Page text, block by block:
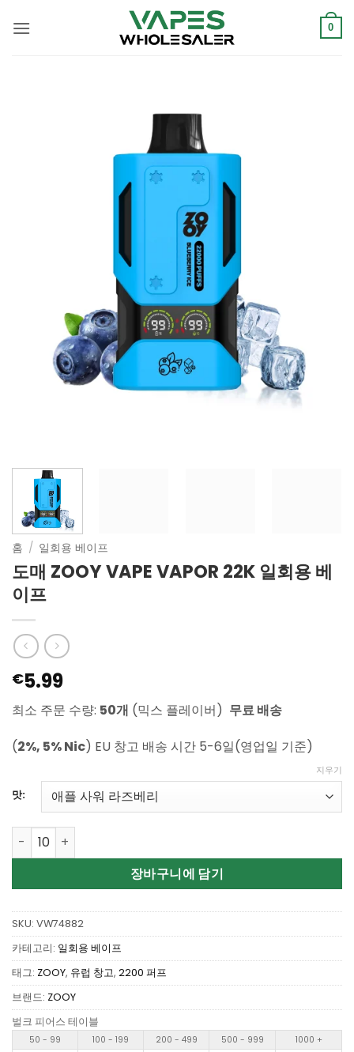
0
홈 / 일회용 베이프
도매 ZOOY VAPE VAPOR 22K 일회용 베
이프
€5.99
최소 주문 수량: 50개 (믹스 플레이버) 무료 배송
(2%, 5% Nic) EU 창고 배송 시간 5-6일(영업일 기준)
맛:
지우기
Wholesale ZOOY VAPE VAPOR 22K Disposable Vape 수량
장바구니에 담기
SKU: VW74882
카테고리: 일회용 베이프
태그: ZOOY, 유럽 창고, 2200 퍼프
브랜드: ZOOY
벌크 피어스 테이블
50 - 99 100 - 199 200 - 499 500 - 999 1000 +